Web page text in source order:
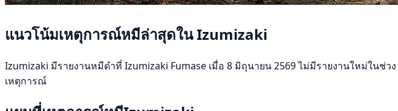
แนวโน้มเหตุการณ์หมีล่าสุดใน Izumizaki
Izumizaki มีรายงานหมีดำที่ Izumizaki Fumase เมื่อ 8 มิถุนายน 2569 ไม่มีรายงานใหม่ใน
เหตุการณ์